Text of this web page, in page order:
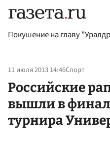
Покушение на главу
11 июля 2013 14:46Спорт
Российские
вышли в
турнира